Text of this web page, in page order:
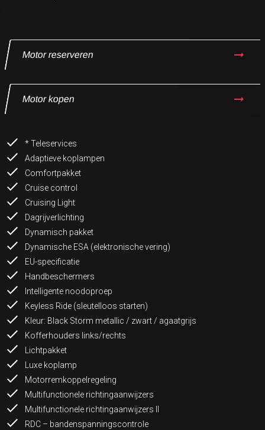
Motor reserveren
Motor kopen
* Teleservices
Adaptieve koplampen
Comfortpakket
Cruise control
Cruising Light
Dagrijverlichting
Dynamisch pakket
Dynamische ESA (elektronische vering)
EU-specificatie
Handbeschermers
Intelligente noodoproep
Keyless Ride (sleutelloos starten)
Kleur: Black Storm metallic / zwart / agaatgrijs
Kofferhouders links/rechts
Lichtpakket
Luxe koplamp
Motorremkoppelregeling
Multifunctionele richtingaanwijzers
Multifunctionele richtingaanwijzers II
RDC – bandenspanningscontrole